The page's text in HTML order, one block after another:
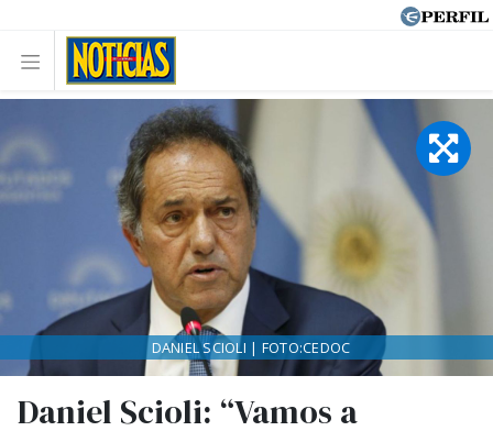
Daniel Scioli: “Vamos a
DANIEL SCIOLI | FOTO:CEDOC